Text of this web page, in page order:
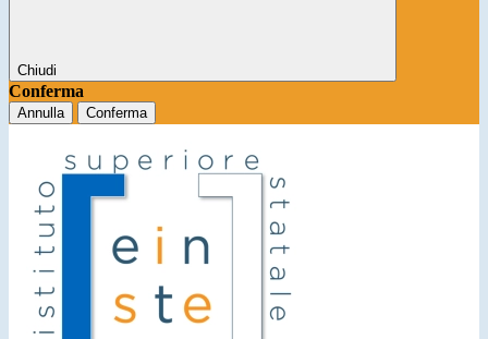
Chiudi
Conferma
Annulla Conferma